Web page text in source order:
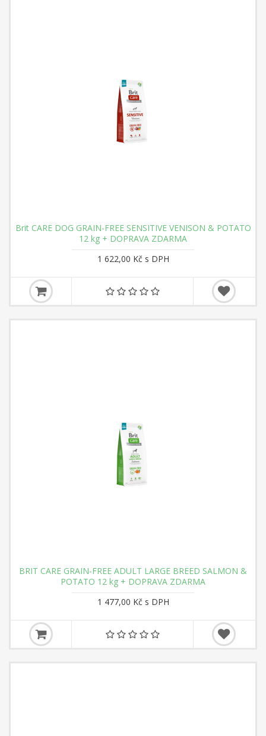
Brit CARE DOG GRAIN-FREE SENSITIVE VENISON & POTATO
12 kg + DOPRAVA ZDARMA
1 622,00 Kč s DPH
BRIT CARE GRAIN-FREE ADULT LARGE BREED SALMON &
POTATO 12 kg + DOPRAVA ZDARMA
1 477,00 Kč s DPH